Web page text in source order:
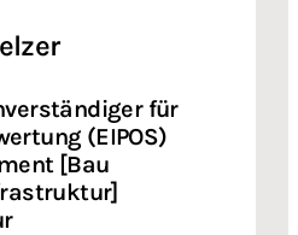
für
(EIPOS)
[Bau